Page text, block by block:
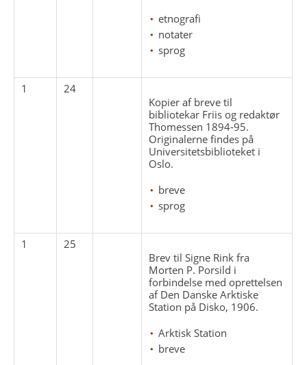
etnografi
notater
sprog
1
24
Kopier af breve til
bibliotekar Friis og redaktør
Thomessen 1894-95.
Originalerne findes på
Universitetsbiblioteket i
Oslo.
breve
sprog
1
25
Brev til Signe Rink fra
Morten P. Porsild i
forbindelse med oprettelsen
af Den Danske Arktiske
Station på Disko, 1906.
Arktisk Station
breve